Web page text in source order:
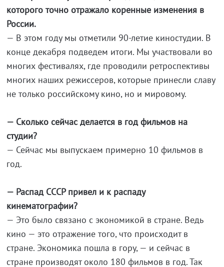
которого точно отражало коренные изменения в
России.
— В этом году мы отметили 90-летие киностудии. В
конце декабря подведем итоги. Мы участвовали во
многих фестивалях, где проводили ретроспективы
многих наших режиссеров, которые принесли славу
не только российскому кино, но и мировому.
— Сколько сейчас делается в год фильмов на
студии?
— Сейчас мы выпускаем примерно 10 фильмов в
год.
— Распад СССР привел и к распаду
кинематографии?
— Это было связано с экономикой в стране. Ведь
кино — это отражение того, что происходит в
стране. Экономика пошла в гору, — и сейчас в
стране производят около 180 фильмов в год. Так